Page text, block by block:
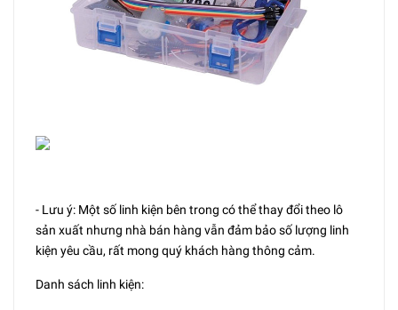
- Lưu ý: Một số linh kiện bên trong có thể thay đổi theo lô
sản xuất nhưng nhà bán hàng vẫn đảm bảo số lượng linh
kiện yêu cầu, rất mong quý khách hàng thông cảm.
Danh sách linh kiện: